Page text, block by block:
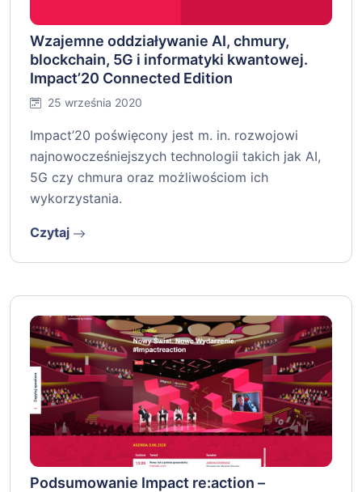
Wzajemne oddziaływanie AI, chmury,
blockchain, 5G i informatyki kwantowej.
Impact’20 Connected Edition
25 września 2020
Impact’20 poświęcony jest m. in. rozwojowi
najnowocześniejszych technologii takich jak AI,
5G czy chmura oraz możliwościom ich
wykorzystania.
Czytaj
Podsumowanie Impact re:action –